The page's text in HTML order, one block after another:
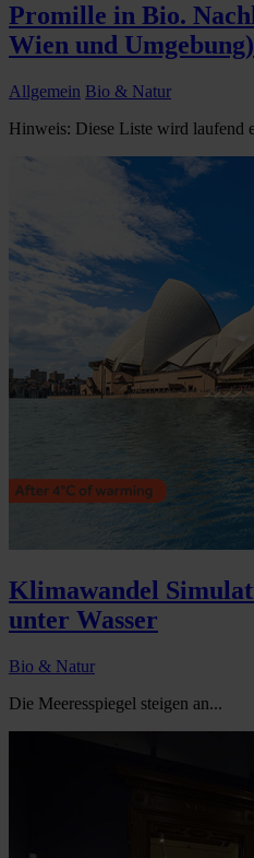
Promille in Bio.
Wien und Umgebung)
Allgemein Bio & Natur
Hinweis: Diese Liste wird laufend
Klimawandel
unter Wasser
Bio & Natur
Die Meeresspiegel steigen an...